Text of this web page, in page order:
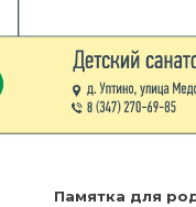
Памятка для